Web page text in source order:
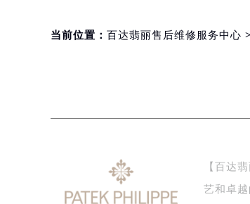
北京市东城区东长安街
上海市徐汇区虹桥路3
扬州市邗江区国展路29
盐城市盐都区世纪大道
当前位置： 百达翡丽售后维修服务中心 >
【百达
艺和卓